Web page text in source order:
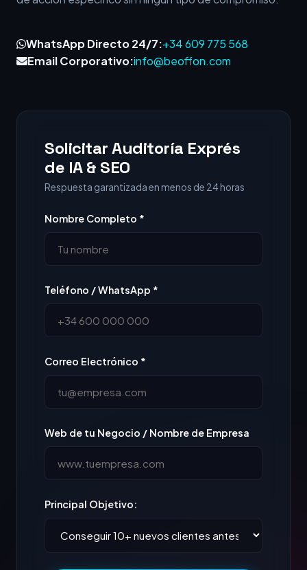
WhatsApp Directo 24/7:+34 609 775 568
Email Corporativo:info@beoffon.com
Solicitar Auditoría Exprés
de IA & SEO
Respuesta garantizada en menos de 24 horas
Nombre Completo *
Teléfono / WhatsApp *
Correo Electrónico *
Web de tu Negocio / Nombre de Empresa
Principal Objetivo: